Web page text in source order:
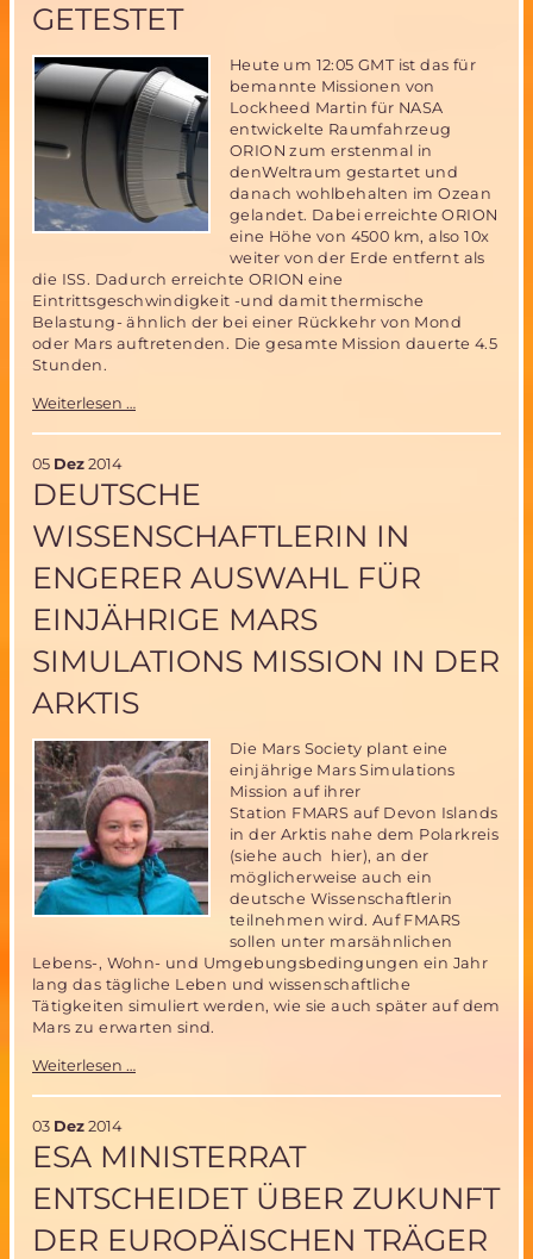
der
ZEIT
über
ihre
Erlebnisse
während
der
Mission
GETESTET
Heute um 12:05 GMT ist das für
bemannte Missionen von
Lockheed Martin für NASA
entwickelte Raumfahrzeug
ORION zum erstenmal in
denWeltraum gestartet und
danach wohlbehalten im Ozean
gelandet. Dabei erreichte ORION
eine Höhe von 4500 km, also 10x
weiter von der Erde entfernt als
die ISS. Dadurch erreichte ORION eine
Eintrittsgeschwindigkeit -und damit thermische
Belastung- ähnlich der bei einer Rückkehr von Mond
oder Mars auftretenden. Die gesamte Mission dauerte 4.5
Stunden.
Weiterlesen …
05 Dez 2014
DEUTSCHE
WISSENSCHAFTLERIN IN
ENGERER AUSWAHL FÜR
EINJÄHRIGE MARS
SIMULATIONS MISSION IN DER
ARKTIS
Die Mars Society plant eine
einjährige Mars Simulations
Mission auf ihrer
Station FMARS auf Devon Islands
in der Arktis nahe dem Polarkreis
(siehe auch hier), an der
möglicherweise auch ein
deutsche Wissenschaftlerin
teilnehmen wird. Auf FMARS
sollen unter marsähnlichen
Lebens-, Wohn- und Umgebungsbedingungen ein Jahr
lang das tägliche Leben und wissenschaftliche
Tätigkeiten simuliert werden, wie sie auch später auf dem
Mars zu erwarten sind.
Weiterlesen …
Auswahl
für
einjährige
Mars
Simulations
Mission
03 Dez 2014
ESA MINISTERRAT
ENTSCHEIDET ÜBER ZUKUNFT
DER EUROPÄISCHEN TRÄGER